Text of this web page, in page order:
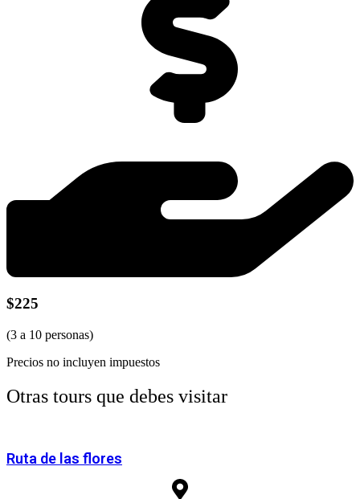
$225
(3 a 10 personas)
Precios no incluyen impuestos
Otras tours que debes visitar
Ruta de las flores